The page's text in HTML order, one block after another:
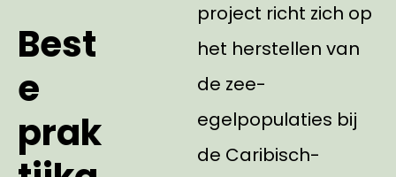
Best
e
prak
project richt zich op
het herstellen van
de zee-
egelpopulaties bij
de Caribisch-